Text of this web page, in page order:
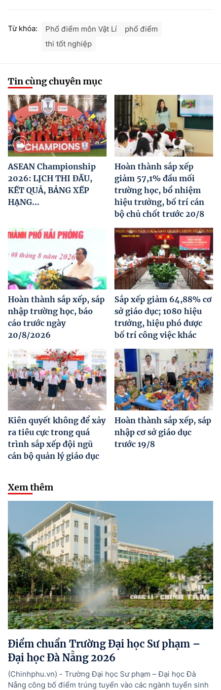
Từ khóa: Phổ điểm môn Vật Lí
phổ điểm
thi tốt nghiệp
Tin cùng chuyên mục
ASEAN Championship
2026: LỊCH THI ĐẤU,
KẾT QUẢ, BẢNG XẾP
HẠNG...
Hoàn thành sắp xếp
giảm 57,1% đầu mối
trường học, bổ nhiệm
hiệu trưởng, bố trí cán
bộ chủ chốt trước 20/8
Hoàn thành sắp xếp, sáp
nhập trường học, báo
cáo trước ngày
20/8/2026
Sắp xếp giảm 64,88% cơ
sở giáo dục; 1080 hiệu
trưởng, hiệu phó được
bố trí công việc khác
Kiên quyết không để xảy
ra tiêu cực trong quá
trình sắp xếp đội ngũ
cán bộ quản lý giáo dục
Hoàn thành sắp xếp, sáp
nhập cơ sở giáo dục
trước 19/8
Xem thêm
Điểm chuẩn Trường Đại học Sư phạm –
Đại học Đà Nẵng 2026
(Chinhphu.vn) - Trường Đại học Sư phạm – Đại học Đà
Nẵng công bố điểm trúng tuyển vào các ngành tuyển sinh